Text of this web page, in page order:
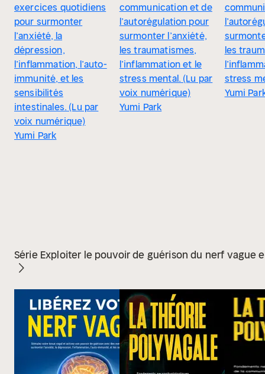
exercices quotidiens
pour surmonter
l’anxiété, la
dépression,
l’inflammation, l’auto-
immunité, et les
sensibilités
intestinales. (Lu par
voix numérique)
Yumi Park
communication et de
l’autorégulation pour
surmonter l’anxiété,
les traumatismes,
l’inflammation et le
stress mental. (Lu par
voix numérique)
Yumi Park
les
stress
Yumi
Série Exploiter le pouvoir de guérison du nerf vague